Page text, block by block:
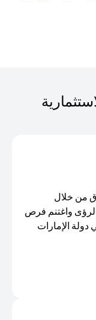
من خلال
واغتنم فرص
دولة الإمارات